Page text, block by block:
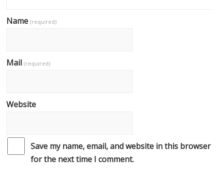
Name(required)
Mail(required)
Website
Save my name, email, and website in this browser
for the next time I comment.